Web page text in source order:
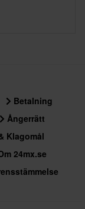
Betalning
Ångerrätt
Klagomål
24mx.se